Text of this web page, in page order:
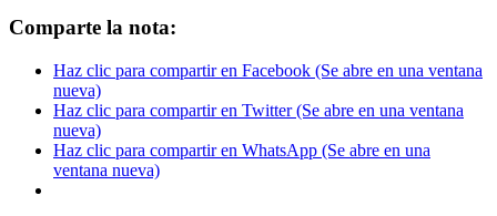
Comparte la nota:
Haz clic para compartir en Facebook (Se abre en una ventana
nueva)
Haz clic para compartir en Twitter (Se abre en una ventana
nueva)
Haz clic para compartir en WhatsApp (Se abre en una
ventana nueva)